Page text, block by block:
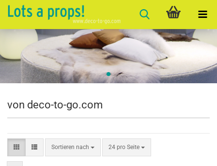
von deco-to-go.com
Sortieren nach
Sortieren nach 24 pro Seite
pro Seite